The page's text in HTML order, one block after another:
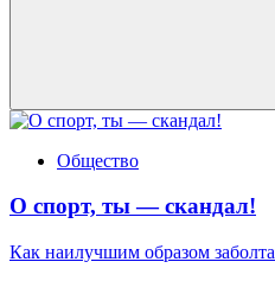
Общество
О спорт, ты — скандал!
Как наилучшим образом